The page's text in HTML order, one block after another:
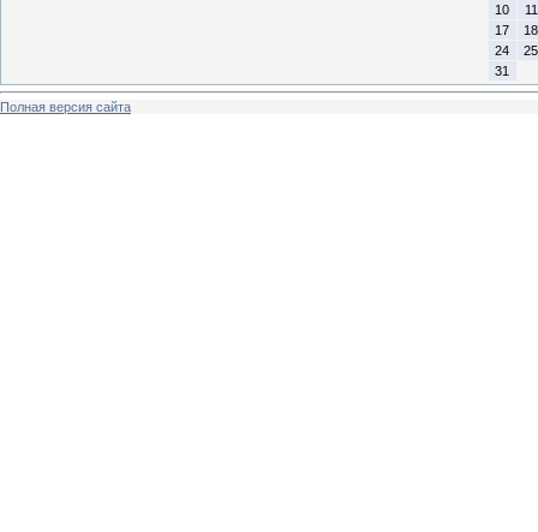
10
11
17
18
24
25
31
Полная версия сайта